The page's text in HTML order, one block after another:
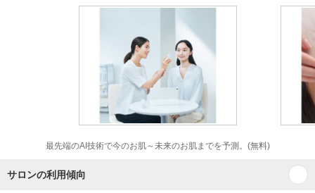
最先端のAI技術で今のお肌～未来のお肌までを予測。(無料)
サロンの利用傾向